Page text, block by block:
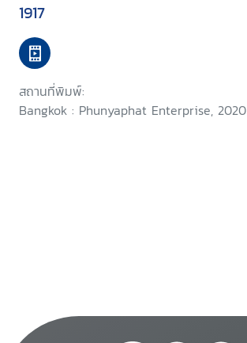
1917
สถานที่พิมพ์:
Bangkok : Phunyaphat Enterprise, 2020